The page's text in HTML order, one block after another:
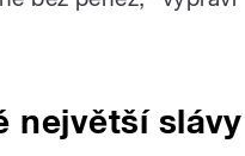
největší slávy